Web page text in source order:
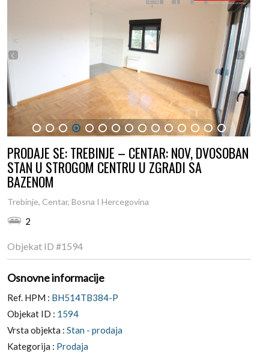
1 2 3 4 5 6 7 8 9 10 11 12 13 14 15
PRODAJE SE: TREBINJE – CENTAR: NOV, DVOSOBAN
STAN U STROGOM CENTRU U ZGRADI SA
BAZENOM
Trebinje, Centar, Bosna I Hercegovina
2
Objekat ID #1594
Osnovne informacije
Ref. HPM : BH514TB384-P
Objekat ID : 1594
Vrsta objekta : Stan - prodaja
Kategorija : Prodaja